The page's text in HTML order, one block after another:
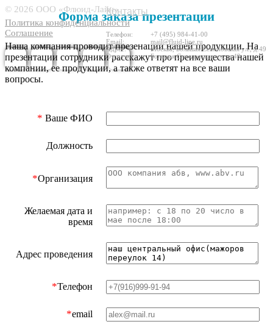
© 2026 ООО «Флюид-Лайн»
Политика конфиденциальности
Соглашение
Контакты
Телефон:
Email:
Адрес:
Отгрузка
+7 (495) 984-41-00
mail@fluid-line.ru
Москва,Большая Cеменовская ул., д.49
БольшаяCеменовская ул., д.49
Форма заказа презентации
Наша компания проводит презенации нашей продукции. На
презентации сотрудники расскажут про преимущества нашей
компании, ее продукции, а также ответят на все ваши
вопросы.
* Ваше ФИО
Должность
*Организация
Желаемая дата и
время
Адрес проведения
*Телефон
*email